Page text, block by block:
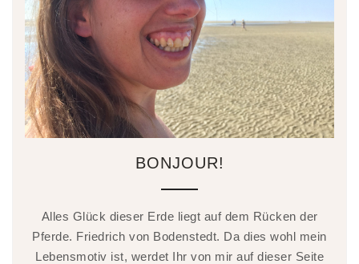
BONJOUR!
Alles Glück dieser Erde liegt auf dem Rücken der
Pferde. Friedrich von Bodenstedt. Da dies wohl mein
Lebensmotiv ist, werdet Ihr von mir auf dieser Seite